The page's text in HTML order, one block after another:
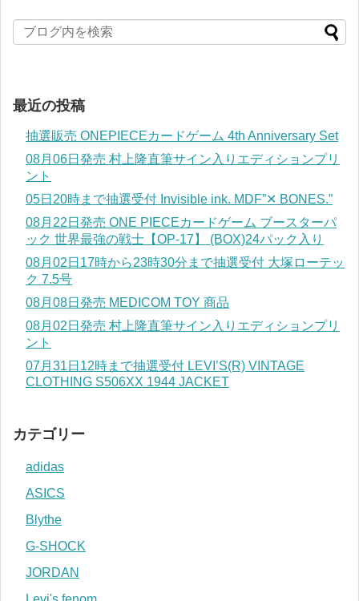
最近の投稿
抽選販売 ONEPIECEカードゲーム 4th Anniversary Set
08月06日発売 村上隆直筆サイン入りエディションプリ
ント
05日20時まで抽選受付 Invisible ink. MDF”✕ BONES.”
08月22日発売 ONE PIECEカードゲーム ブースターパ
ック 世界最強の戦士【OP-17】 (BOX)24パック入り
08月02日17時から23時30分まで抽選受付 大塚ローテッ
ク 7.5号
08月08日発売 MEDICOM TOY 商品
08月02日発売 村上隆直筆サイン入りエディションプリ
ント
07月31日12時まで抽選受付 LEVI’S(R) VINTAGE
CLOTHING S506XX 1944 JACKET
カテゴリー
adidas
ASICS
Blythe
G-SHOCK
JORDAN